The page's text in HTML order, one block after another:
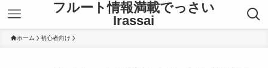
フルート情報満載でっさい
Irassai
ホーム 初心者向け